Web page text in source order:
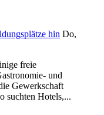
hin Do,
freie
und
Gewerkschaft
suchten Hotels,...